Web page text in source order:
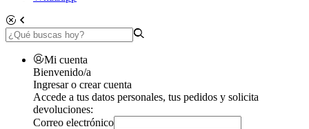
Mi cuenta
Bienvenido/a
Ingresar o crear cuenta
Accede a tus datos personales, tus pedidos y solicita
devoluciones:
Correo electrónico